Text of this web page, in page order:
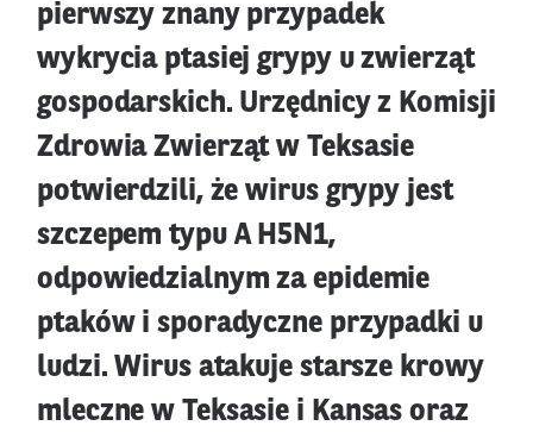
pierwszy znany przypadek
wykrycia ptasiej grypy u zwierząt
gospodarskich. Urzędnicy z Komisji
Zdrowia Zwierząt w Teksasie
potwierdzili, że wirus grypy jest
szczepem typu A H5N1,
odpowiedzialnym za epidemie
ptaków i sporadyczne przypadki u
ludzi. Wirus atakuje starsze krowy
mleczne w Teksasie i Kansas oraz